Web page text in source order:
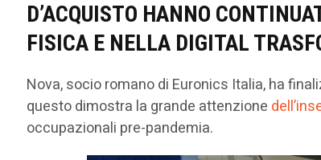
D’ACQUISTO HANNO
FISICA E NELLA DIGITAL
Nova, socio romano di Euronics Italia, ha
questo dimostra la grande attenzione
occupazionali pre-pandemia.